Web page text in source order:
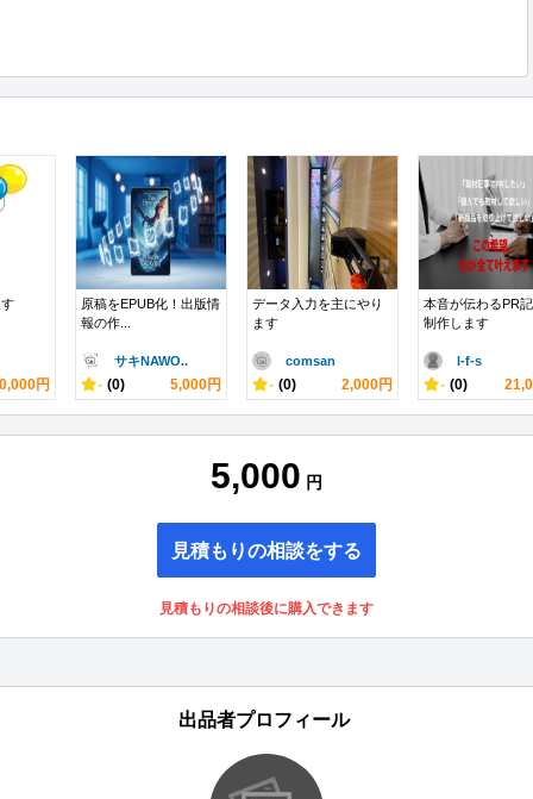
円
原稿をEPUB化！出版情
報の作...
サキNAWO..
- (0) 5,000円
データ入力を主にやり
ます
comsan
- (0) 2,000円
本音が伝わるPR
制作します
l-f-s
- (0)
5,000 円
見積もりの相談をする
見積もりの相談後に購入できます
出品者プロフィール